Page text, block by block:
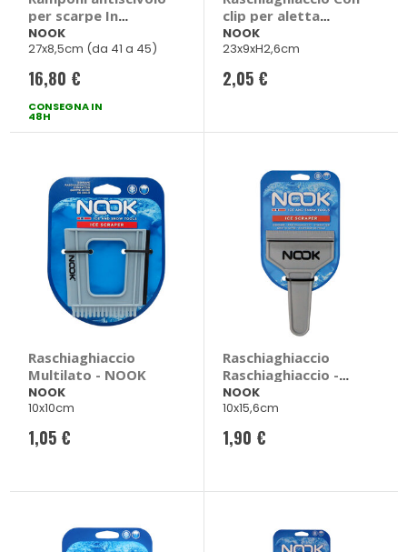
per scarpe In
acciaio - NOOK
NOOK
27x8,5cm (da 41 a 45)
16,80 €
CONSEGNA IN
48H
clip per aletta
parasole - NOOK
NOOK
23x9xH2,6cm
2,05 €
Raschiaghiaccio
Multilato - NOOK
NOOK
10x10cm
1,05 €
Raschiaghiaccio
Raschiaghiaccio -
NOOK
NOOK
10x15,6cm
1,90 €